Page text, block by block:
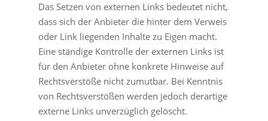
Das Setzen von externen Links bedeutet nicht,
dass sich der Anbieter die hinter dem Verweis
oder Link liegenden Inhalte zu Eigen macht.
Eine ständige Kontrolle der externen Links ist
für den Anbieter ohne konkrete Hinweise auf
Rechtsverstöße nicht zumutbar. Bei Kenntnis
von Rechtsverstößen werden jedoch derartige
externe Links unverzüglich gelöscht.